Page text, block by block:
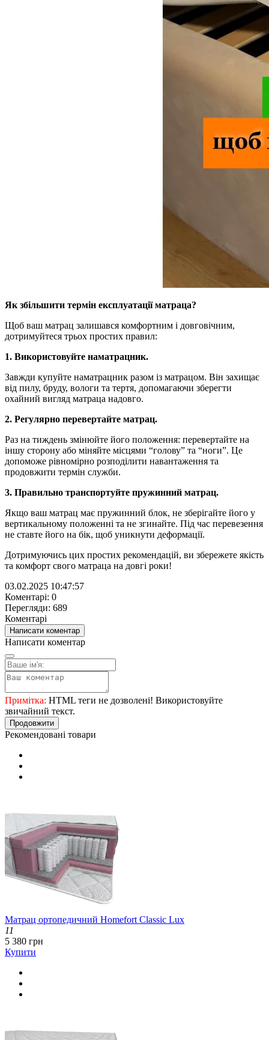
Як збільшити термін експлуатації матраца?
Щоб ваш матрац залишався комфортним і довговічним,
дотримуйтеся трьох простих правил:
1. Використовуйте наматрацник.
Завжди купуйте наматрацник разом із матрацом. Він захищає
від пилу, бруду, вологи та тертя, допомагаючи зберегти
охайний вигляд матраца надовго.
2. Регулярно перевертайте матрац.
Раз на тиждень змінюйте його положення: перевертайте на
іншу сторону або міняйте місцями “голову” та “ноги”. Це
допоможе рівномірно розподілити навантаження та
продовжити термін служби.
3. Правильно транспортуйте пружинний матрац.
Якщо ваш матрац має пружинний блок, не зберігайте його у
вертикальному положенні та не згинайте. Під час перевезення
не ставте його на бік, щоб уникнути деформації.
Дотримуючись цих простих рекомендацій, ви збережете якість
та комфорт свого матраца на довгі роки!
03.02.2025 10:47:57
Коментарі: 0
Перегляди: 689
Коментарі
Написати коментар
Написати коментар
Примітка: HTML теги не дозволені! Використовуйте
звичайний текст.
Продовжити
Рекомендовані товари
Матрац ортопедичний Homefort Classic Lux
11
5 380 грн
Купити